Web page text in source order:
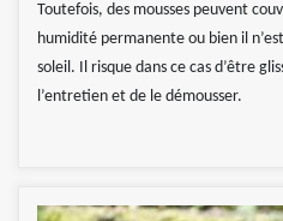
Toutefois, des mousses peuvent
humidité permanente ou bien il
soleil. Il risque dans ce cas d’être
l’entretien et de le démousser.